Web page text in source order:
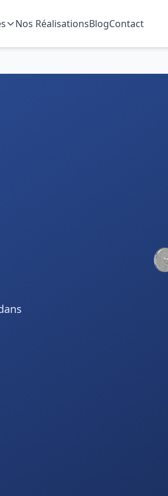
Nos RéalisationsBlogContact